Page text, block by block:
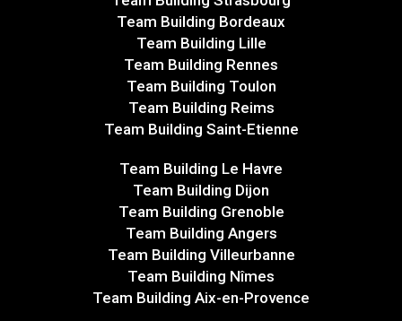
Team Building Bordeaux
Team Building Lille
Team Building Rennes
Team Building Toulon
Team Building Reims
Team Building Saint-Etienne
Team Building Le Havre
Team Building Dijon
Team Building Grenoble
Team Building Angers
Team Building Villeurbanne
Team Building Nîmes
Team Building Aix-en-Provence